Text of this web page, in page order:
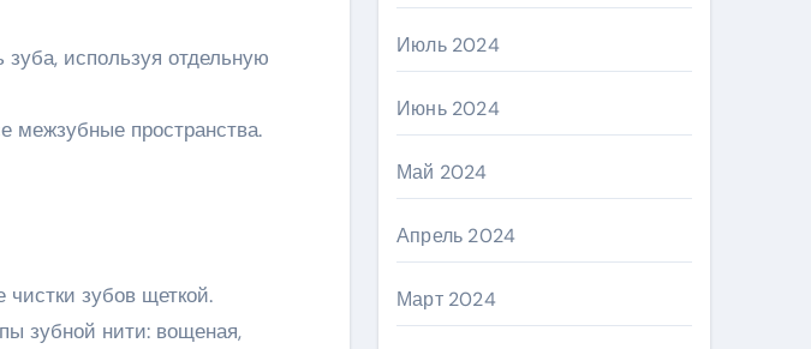
используя отдельную
межзубные пространства.
зубов щеткой.
зубной нити: вощеная,
Июль 2024
Июнь 2024
Май 2024
Апрель 2024
Март 2024